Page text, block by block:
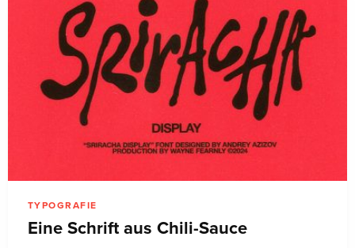
TYPOGRAFIE
Eine Schrift aus Chili-Sauce